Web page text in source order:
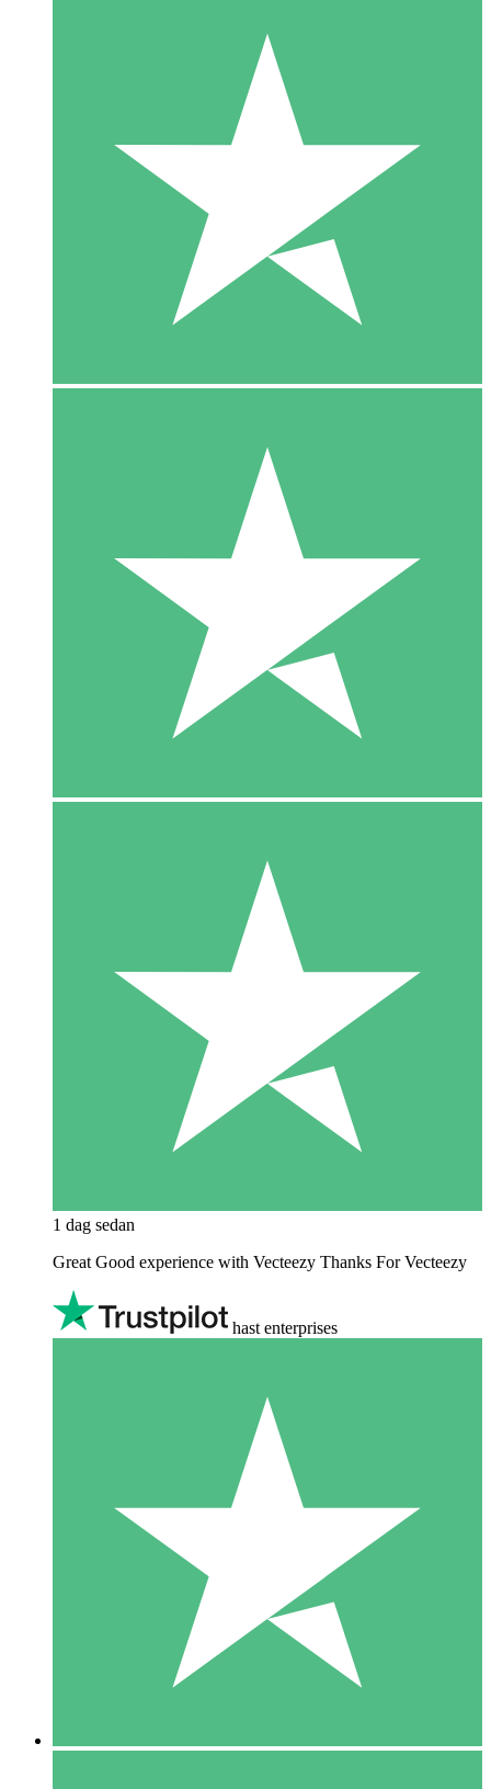
1 dag sedan
Great Good experience with Vecteezy Thanks For Vecteezy
hast enterprises